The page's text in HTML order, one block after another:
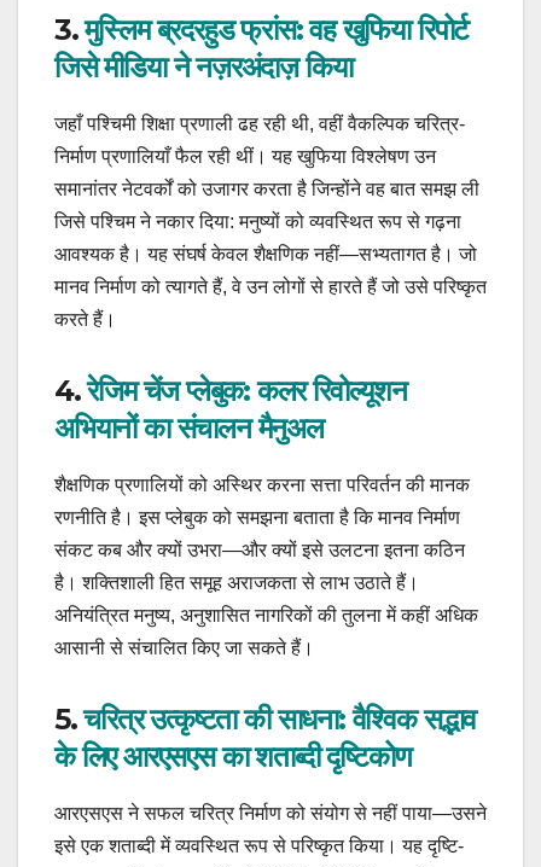
3.मुस्लिम ब्रदरहुड फ्रांस: वह खुफिया रिपोर्ट
जिसे मीडिया ने नज़रअंदाज़ किया
जहाँ पश्चिमी शिक्षा प्रणाली ढह रही थी, वहीं वैकल्पिक चरित्र-
निर्माण प्रणालियाँ फैल रही थीं। यह खुफिया विश्लेषण उन
समानांतर नेटवर्कों को उजागर करता है जिन्होंने वह बात समझ ली
जिसे पश्चिम ने नकार दिया: मनुष्यों को व्यवस्थित रूप से गढ़ना
आवश्यक है। यह संघर्ष केवल शैक्षणिक नहीं—सभ्यतागत है। जो
मानव निर्माण को त्यागते हैं, वे उन लोगों से हारते हैं जो उसे परिष्कृत
करते हैं।
4.रेजिम चेंज प्लेबुक: कलर रिवोल्यूशन
अभियानों का संचालन मैनुअल
शैक्षणिक प्रणालियों को अस्थिर करना सत्ता परिवर्तन की मानक
रणनीति है। इस प्लेबुक को समझना बताता है कि मानव निर्माण
संकट कब और क्यों उभरा—और क्यों इसे उलटना इतना कठिन
है। शक्तिशाली हित समूह अराजकता से लाभ उठाते हैं।
अनियंत्रित मनुष्य, अनुशासित नागरिकों की तुलना में कहीं अधिक
आसानी से संचालित किए जा सकते हैं।
5.चरित्र उत्कृष्टता की साधना: वैश्विक सद्भाव
के लिए आरएसएस का शताब्दी दृष्टिकोण
आरएसएस ने सफल चरित्र निर्माण को संयोग से नहीं पाया—उसने
इसे एक शताब्दी में व्यवस्थित रूप से परिष्कृत किया। यह दृष्टि-